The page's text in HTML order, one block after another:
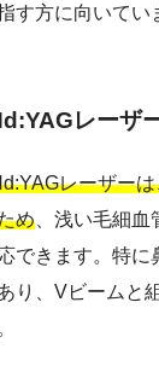
す方に向いてい
レーザ
レーザー
め 、浅い毛細
できます。特に
り、Vビームと